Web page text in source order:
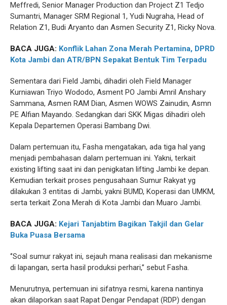
Meffredi, Senior Manager Production dan Project Z1 Tedjo
Sumantri, Manager SRM Regional 1, Yudi Nugraha, Head of
Relation Z1, Budi Aryanto dan Asmen Security Z1, Ricky Nova.
BACA JUGA: Konflik Lahan Zona Merah Pertamina, DPRD
Kota Jambi dan ATR/BPN Sepakat Bentuk Tim Terpadu
Sementara dari Field Jambi, dihadiri oleh Field Manager
Kurniawan Triyo Wododo, Asment PO Jambi Amril Anshary
Sammana, Asmen RAM Dian, Asmen WOWS Zainudin, Asmn
PE Alfian Mayando. Sedangkan dari SKK Migas dihadiri oleh
Kepala Departemen Operasi Bambang Dwi.
Dalam pertemuan itu, Fasha mengatakan, ada tiga hal yang
menjadi pembahasan dalam pertemuan ini. Yakni, terkait
existing lifting saat ini dan penigkatan lifting Jambi ke depan.
Kemudian terkait proses pengusahaan Sumur Rakyat yg
dilakukan 3 entitas di Jambi, yakni BUMD, Koperasi dan UMKM,
serta terkait Zona Merah di Kota Jambi dan Muaro Jambi.
BACA JUGA: Kejari Tanjabtim Bagikan Takjil dan Gelar
Buka Puasa Bersama
‘’Soal sumur rakyat ini, sejauh mana realisasi dan mekanisme
di lapangan, serta hasil produksi perhari,’’ sebut Fasha.
Menurutnya, pertemuan ini sifatnya resmi, karena nantinya
akan dilaporkan saat Rapat Dengar Pendapat (RDP) dengan